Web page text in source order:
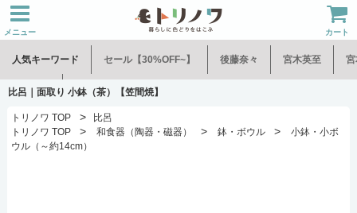
メニュー カート
人気キーワード セール【30%OFF~】 後藤奈々 宮木英至 宮
水谷和音 児玉修治
比呂｜面取り 小鉢（茶）【笠間焼】
トリノワ TOP >
比呂
トリノワ TOP
> 和食器（陶器・磁器） > 鉢・ボウル >
小鉢・小ボ
ウル（～約14cm）